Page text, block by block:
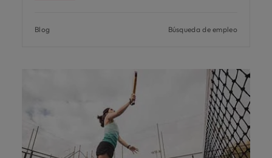
Blog Búsqueda de empleo